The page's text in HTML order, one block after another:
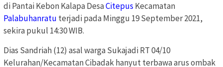
di Pantai Kebon Kalapa DesaCitepus Kecamatan
Palabuhanratu terjadi pada Minggu 19 September 2021,
sekira pukul 14:30 WIB.
Dias Sandriah (12) asal warga Sukajadi RT 04/10
Kelurahan/Kecamatan Cibadak hanyut terbawa arus ombak